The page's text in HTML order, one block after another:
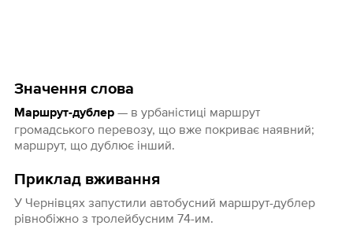
Значення слова
Маршрут-дублер— в урбаністиці маршрут
громадського перевозу, що вже покриває наявний;
маршрут, що дублює інший.
Приклад вживання
У Чернівцях запустили автобусний маршрут-дублер
рівнобіжно з тролейбусним 74-им.